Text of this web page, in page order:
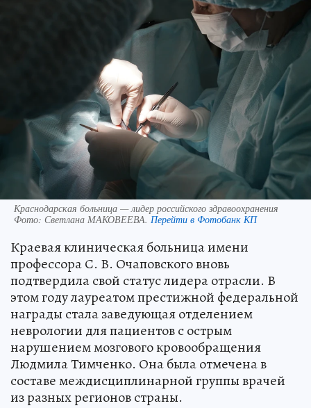
Краснодарская больница — лидер российского здравоохранения
Фото: Светлана МАКОВЕЕВА. Перейти в Фотобанк КП
Краевая клиническая больница имени
профессора С. В. Очаповского вновь
подтвердила свой статус лидера отрасли. В
этом году лауреатом престижной федеральной
награды стала заведующая отделением
неврологии для пациентов с острым
нарушением мозгового кровообращения
Людмила Тимченко. Она была отмечена в
составе междисциплинарной группы врачей
из разных регионов страны.